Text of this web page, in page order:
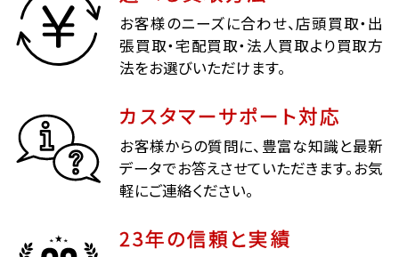
お客様のニーズに合わせ、店頭買取・出
張買取・宅配買取・法人買取より買取方
法をお選びいただけます。
カスタマーサポート対応
お客様からの質問に、豊富な知識と最新
データでお答えさせていただきます。お気
軽にご連絡ください。
23年の信頼と実績